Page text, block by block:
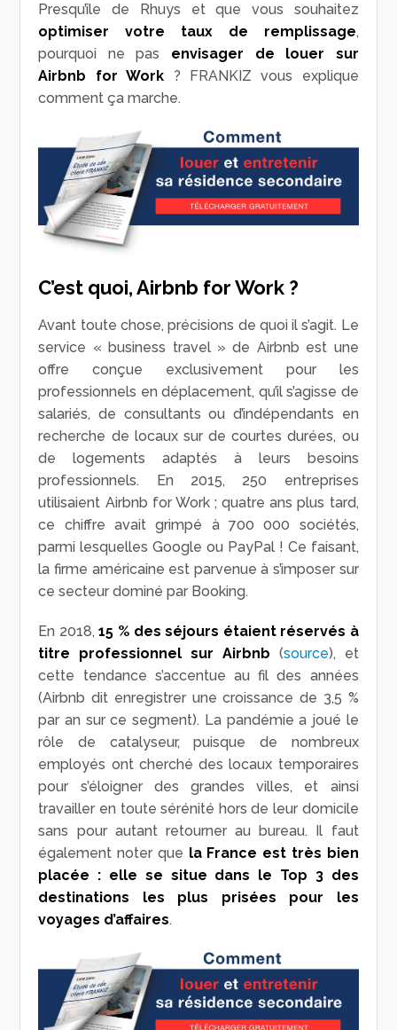
Presqu’île de Rhuys et que vous souhaitez
optimiser votre taux de remplissage,
pourquoi ne pas envisager de louer sur
Airbnb for Work ? FRANKIZ vous explique
comment ça marche.
C’est quoi, Airbnb for Work ?
Avant toute chose, précisions de quoi il s’agit. Le
service « business travel » de Airbnb est une
offre conçue exclusivement pour les
professionnels en déplacement, qu’il s’agisse de
salariés, de consultants ou d’indépendants en
recherche de locaux sur de courtes durées, ou
de logements adaptés à leurs besoins
professionnels. En 2015, 250 entreprises
utilisaient Airbnb for Work ; quatre ans plus tard,
ce chiffre avait grimpé à 700 000 sociétés,
parmi lesquelles Google ou PayPal ! Ce faisant,
la firme américaine est parvenue à s’imposer sur
ce secteur dominé par Booking.
En 2018,15 % des séjours étaient réservés à
titre professionnel sur Airbnb (source), et
cette tendance s’accentue au fil des années
(Airbnb dit enregistrer une croissance de 3,5 %
par an sur ce segment). La pandémie a joué le
rôle de catalyseur, puisque de nombreux
employés ont cherché des locaux temporaires
pour s’éloigner des grandes villes, et ainsi
travailler en toute sérénité hors de leur domicile
sans pour autant retourner au bureau. Il faut
également noter que la France est très bien
placée : elle se situe dans le Top 3 des
destinations les plus prisées pour les
voyages d’affaires.